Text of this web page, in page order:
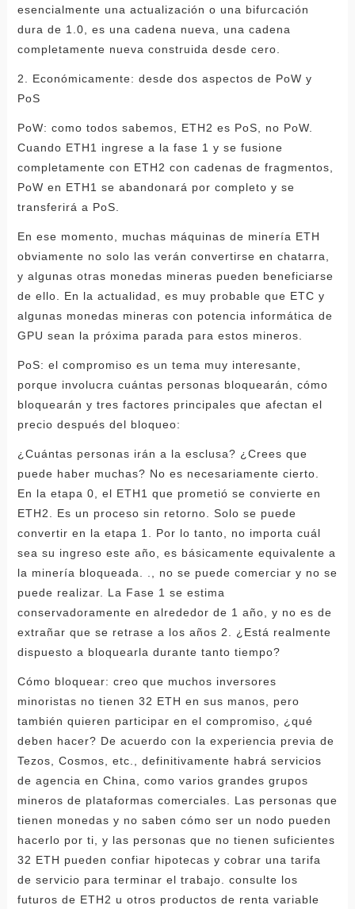
esencialmente una actualización o una bifurcación
dura de 1.0, es una cadena nueva, una cadena
completamente nueva construida desde cero.
2. Económicamente: desde dos aspectos de PoW y
PoS
PoW: como todos sabemos, ETH2 es PoS, no PoW.
Cuando ETH1 ingrese a la fase 1 y se fusione
completamente con ETH2 con cadenas de fragmentos,
PoW en ETH1 se abandonará por completo y se
transferirá a PoS.
En ese momento, muchas máquinas de minería ETH
obviamente no solo las verán convertirse en chatarra,
y algunas otras monedas mineras pueden beneficiarse
de ello. En la actualidad, es muy probable que ETC y
algunas monedas mineras con potencia informática de
GPU sean la próxima parada para estos mineros.
PoS: el compromiso es un tema muy interesante,
porque involucra cuántas personas bloquearán, cómo
bloquearán y tres factores principales que afectan el
precio después del bloqueo:
¿Cuántas personas irán a la esclusa? ¿Crees que
puede haber muchas? No es necesariamente cierto.
En la etapa 0, el ETH1 que prometió se convierte en
ETH2. Es un proceso sin retorno. Solo se puede
convertir en la etapa 1. Por lo tanto, no importa cuál
sea su ingreso este año, es básicamente equivalente a
la minería bloqueada. ., no se puede comerciar y no se
puede realizar. La Fase 1 se estima
conservadoramente en alrededor de 1 año, y no es de
extrañar que se retrase a los años 2. ¿Está realmente
dispuesto a bloquearla durante tanto tiempo?
Cómo bloquear: creo que muchos inversores
minoristas no tienen 32 ETH en sus manos, pero
también quieren participar en el compromiso, ¿qué
deben hacer? De acuerdo con la experiencia previa de
Tezos, Cosmos, etc., definitivamente habrá servicios
de agencia en China, como varios grandes grupos
mineros de plataformas comerciales. Las personas que
tienen monedas y no saben cómo ser un nodo pueden
hacerlo por ti, y las personas que no tienen suficientes
32 ETH pueden confiar hipotecas y cobrar una tarifa
de servicio para terminar el trabajo. consulte los
futuros de ETH2 u otros productos de renta variable